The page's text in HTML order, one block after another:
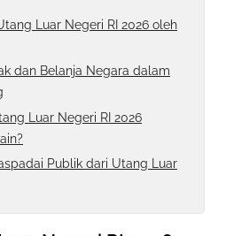
Luar Negeri RI 2026 oleh
dan Belanja Negara dalam
Luar Negeri RI 2026
Publik dari Utang Luar